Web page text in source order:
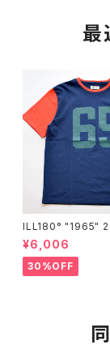
最
ILL180° "1965"
TEE"
¥6,006
30%OFF